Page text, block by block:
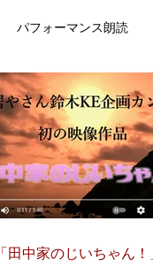
パフォーマンス朗読
「田中家のじいちゃん！